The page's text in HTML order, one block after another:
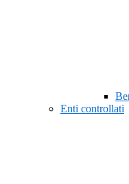
Enti controllati